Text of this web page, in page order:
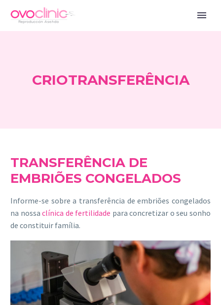
CRIOTRANSFERÊNCIA
TRANSFERÊNCIA DE
EMBRIÕES CONGELADOS
Informe-se sobre a transferência de embriões congelados
na nossaclínica de fertilidade para concretizar o seu sonho
de constituir família.